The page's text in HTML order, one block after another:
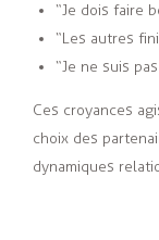
“Je dois faire
“Les autres
“Je ne suis
Ces croyances
choix des
dynamiques